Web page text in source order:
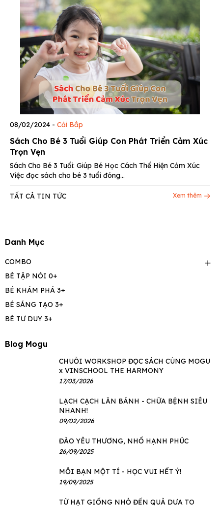
08/02/2024 - Cải Bắp
Sách Cho Bé 3 Tuổi Giúp Con Phát Triển Cảm Xúc
Trọn Vẹn
Sách Cho Bé 3 Tuổi: Giúp Bé Học Cách Thể Hiện Cảm Xúc
Việc đọc sách cho bé 3 tuổi đóng...
TẤT CẢ TIN TỨC Xem thêm
Danh Mục
COMBO
BÉ TẬP NÓI 0+
BÉ KHÁM PHÁ 3+
BÉ SÁNG TẠO 3+
BÉ TƯ DUY 3+
Blog Mogu
CHUỖI WORKSHOP ĐỌC SÁCH CÙNG MOGU
x VINSCHOOL THE HARMONY
17/03/2026
LẠCH CẠCH LĂN BÁNH - CHỮA BỆNH SIÊU
NHANH!
09/02/2026
ĐÀO YÊU THƯƠNG, NHỔ HẠNH PHÚC
26/09/2025
MỖI BẠN MỘT TÍ - HỌC VUI HẾT Ý!
19/09/2025
TỪ HẠT GIỐNG NHỎ ĐẾN QUẢ DƯA TO